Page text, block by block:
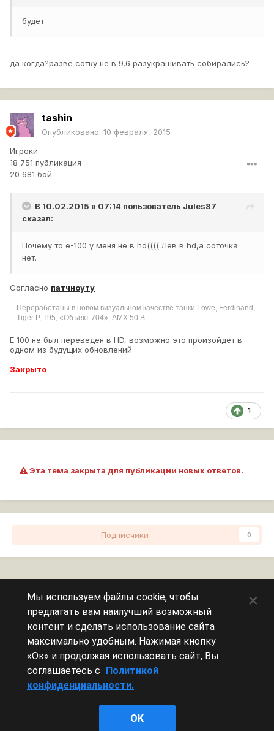
будет
да когда?разве сотку не в 9.6 разукрашивать собирались?
tashin
Опубликовано: 10 февраля, 2015
Игроки
18 751 публикация
20 681 бой
В 10.02.2015 в 07:14 пользователь Jules87
сказал:
Почему то е-100 у меня не в hd((((.Лев в hd,а соточка
нет.
Согласно патчноуту
Переработаны в новом визуальном качестве танки Löwe, Ferdinand,
Tiger P, T95, «Объект 704», AMX 50 B.
Е 100 не был переведен в HD, возможно это произойдет в
одном из будущих обновлений
Закрыто
1
Эта тема закрыта для публикации новых ответов.
Подписчики 0
Сейчас на странице
Эту страницу никто не просматривает.
Леста Игры
Powered by Invision Community
Мы используем файлы cookie, чтобы
предлагать вам наилучший возможный
контент и сделать использование сайта
максимально удобным. Нажимая кнопку
«Ок» и продолжая использовать сайт, Вы
соглашаетесь с Политикой
конфиденциальности.
OK
×